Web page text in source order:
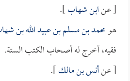
[ عنابن شهاب].
هومحمد بن مسلم بن عبيد الله بن
فقيه، أخرج له أصحاب الكتب الستة.
[ عنأنس بن مالك].